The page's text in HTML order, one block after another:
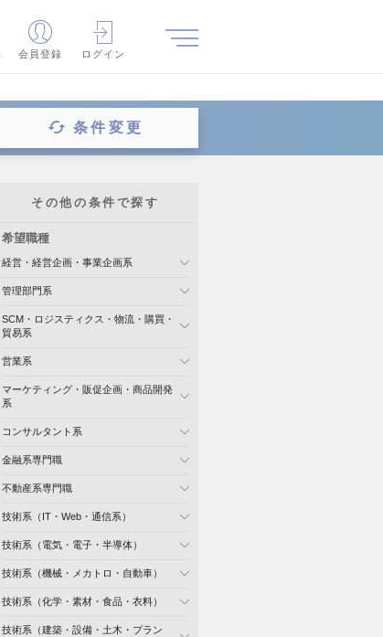
会員登録 ログイン
条件変更
その他の条件で探す
希望職種
経営・経営企画・事業企画系
管理部門系
SCM・ロジスティクス・物流・購買・
貿易系
営業系
マーケティング・販促企画・商品開発
系
コンサルタント系
金融系専門職
不動産系専門職
技術系（IT・Web・通信系）
技術系（電気・電子・半導体）
技術系（機械・メカトロ・自動車）
技術系（化学・素材・食品・衣料）
技術系（建築・設備・土木・プラン